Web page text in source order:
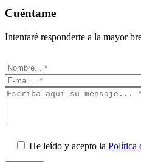
Cuéntame
Intentaré responderte a la mayor
He leído y acepto la Política